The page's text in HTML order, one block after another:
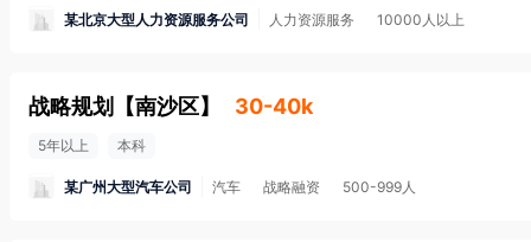
某北京大型人力资源服务公司 人力资源服务 10000人以上
战略规划 【南沙区】 30-40k
5年以上 本科
某广州大型汽车公司 汽车 战略融资 500-999人